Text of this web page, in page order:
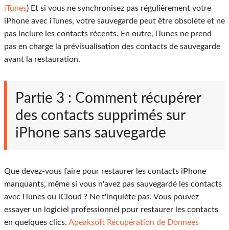
iTunes) Et si vous ne synchronisez pas régulièrement votre
iPhone avec iTunes, votre sauvegarde peut être obsolète et ne
pas inclure les contacts récents. En outre, iTunes ne prend
pas en charge la prévisualisation des contacts de sauvegarde
avant la restauration.
Partie 3 : Comment récupérer
des contacts supprimés sur
iPhone sans sauvegarde
Que devez-vous faire pour restaurer les contacts iPhone
manquants, même si vous n'avez pas sauvegardé les contacts
avec iTunes ou iCloud ? Ne t'inquiète pas. Vous pouvez
essayer un logiciel professionnel pour restaurer les contacts
en quelques clics. Apeaksoft Récupération de Données